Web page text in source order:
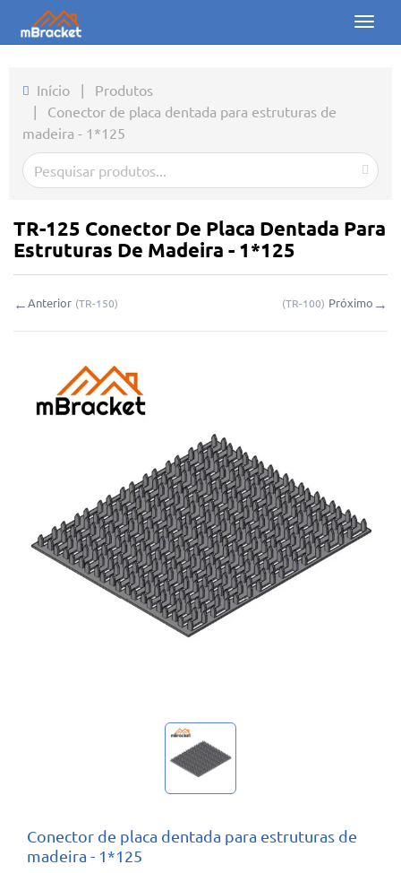
Toggle
Produtos
Sobre nós
Downloads
Consulta online
Minhas consultas
Início | Produtos
| Conector de placa dentada para estruturas de
madeira - 1*125
TR-125 Conector De Placa Dentada Para
Estruturas De Madeira - 1*125
←Anterior (TR-150) (TR-100) Próximo →
Conector de placa dentada para estruturas de
madeira - 1*125